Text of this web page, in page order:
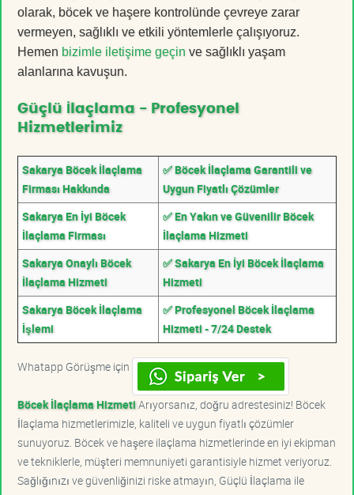
olarak, böcek ve haşere kontrolünde çevreye zarar
vermeyen, sağlıklı ve etkili yöntemlerle çalışıyoruz.
Hemen bizimle iletişime geçin ve sağlıklı yaşam
alanlarına kavuşun.
Güçlü İlaçlama - Profesyonel
Hizmetlerimiz
Sakarya Böcek İlaçlama
Firması Hakkında
✅ Böcek İlaçlama Garantili ve
Uygun Fiyatlı Çözümler
Sakarya En İyi Böcek
İlaçlama Firması
✅ En Yakın ve Güvenilir Böcek
İlaçlama Hizmeti
Sakarya Onaylı Böcek
İlaçlama Hizmeti
✅ Sakarya En İyi Böcek İlaçlama
Hizmeti
Sakarya Böcek İlaçlama
İşlemi
✅ Profesyonel Böcek İlaçlama
Hizmeti - 7/24 Destek
Whatapp Görüşme için
Böcek İlaçlama HizmetiArıyorsanız, doğru adrestesiniz! Böcek
İlaçlama hizmetlerimizle, kaliteli ve uygun fiyatlı çözümler
sunuyoruz. Böcek ve haşere ilaçlama hizmetlerinde en iyi ekipman
ve tekniklerle, müşteri memnuniyeti garantisiyle hizmet veriyoruz.
Sağlığınızı ve güvenliğinizi riske atmayın, Güçlü İlaçlama ile